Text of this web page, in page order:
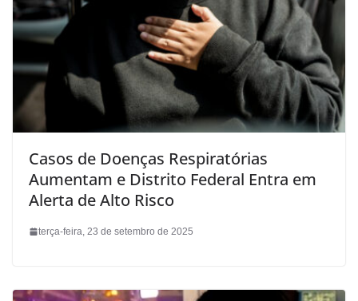
Casos de Doenças Respiratórias
Aumentam e Distrito Federal Entra em
Alerta de Alto Risco
terça-feira, 23 de setembro de 2025